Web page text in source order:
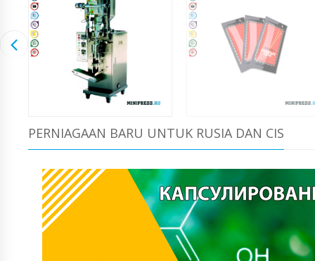
PERNIAGAAN BARU UNTUK RUSIA DAN CIS